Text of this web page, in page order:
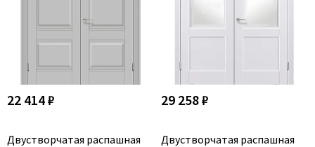
22 414 ₽
Двустворчатая распашная
29 258 ₽
Двустворчатая распашная